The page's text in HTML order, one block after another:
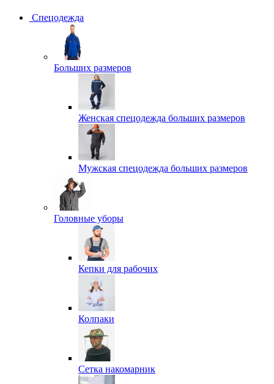
Спецодежда
Больших размеров
Женская спецодежда больших размеров
Мужская спецодежда больших размеров
Головные уборы
Кепки для рабочих
Колпаки
Сетка накомарник